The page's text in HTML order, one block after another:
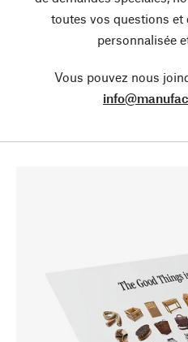
toutes vos questions et
personnalisée
Vous pouvez nous